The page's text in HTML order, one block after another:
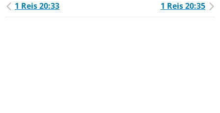
1 Reis 20:33 1 Reis 20:35